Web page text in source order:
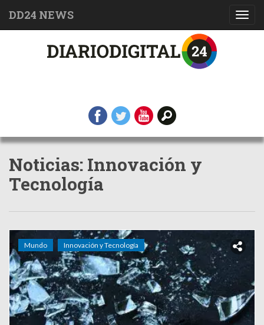
DD24 NEWS
Noticias: Innovación y
Tecnología
Mundo Innovación y Tecnología